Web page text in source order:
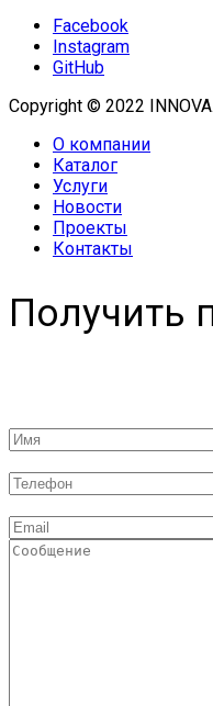
Facebook
Instagram
GitHub
Copyright © 2022
О компании
Каталог
Услуги
Новости
Проекты
Контакты
Получить